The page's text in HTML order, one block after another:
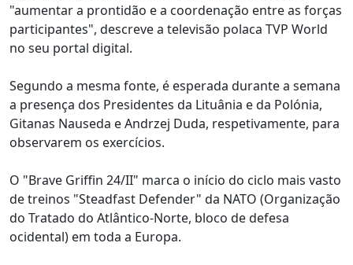
"aumentar a prontidão e a coordenação entre as forças
participantes", descreve a televisão polaca TVP World
no seu portal digital.
Segundo a mesma fonte, é esperada durante a semana
a presença dos Presidentes da Lituânia e da Polónia,
Gitanas Nauseda e Andrzej Duda, respetivamente, para
observarem os exercícios.
O "Brave Griffin 24/II" marca o início do ciclo mais vasto
de treinos "Steadfast Defender" da NATO (Organização
do Tratado do Atlântico-Norte, bloco de defesa
ocidental) em toda a Europa.